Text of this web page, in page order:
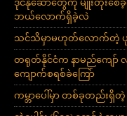
ဒိုင်နိုဆောတွေကို မျိုးတုံးစေ
ဘယ်လောက်ရှိခဲ့လဲ
သင်သိမှာမဟုတ်လောက်တဲ့ ပုရွ
တရုတ်နိုင်ငံက နာမည်ကျော်
ကျောက်စရစ်ခဲကြော်
ကမ္ဘာပေါ်မှာ တစ်ခုတည်းရှိ